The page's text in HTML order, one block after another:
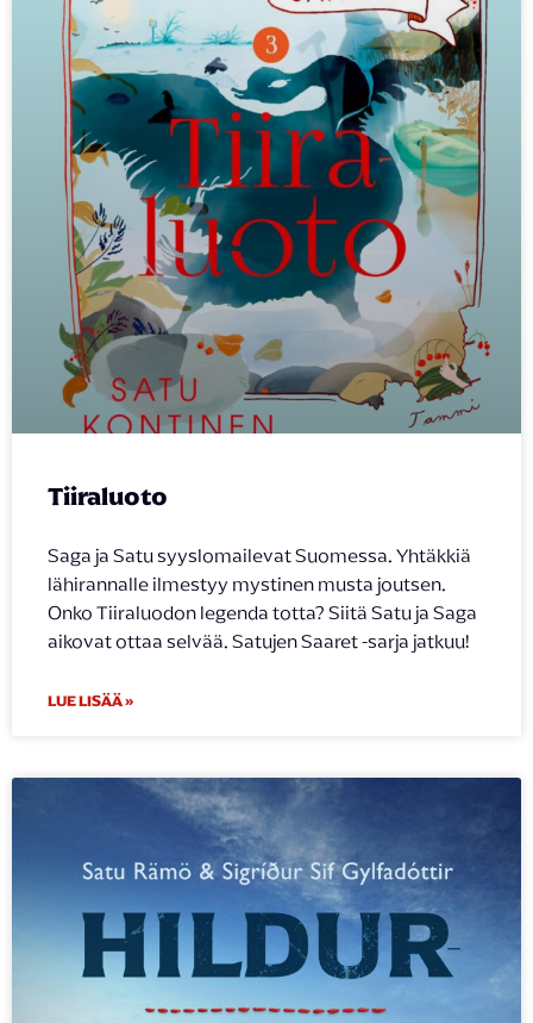
Tiiraluoto
Saga ja Satu syyslomailevat Suomessa. Yhtäkkiä
lähirannalle ilmestyy mystinen musta joutsen.
Onko Tiiraluodon legenda totta? Siitä Satu ja Saga
aikovat ottaa selvää. Satujen Saaret -sarja jatkuu!
LUE LISÄÄ »